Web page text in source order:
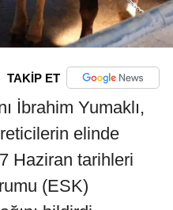
TAKİP ET
İbrahim Yumaklı,
elinde
Haziran tarihleri
(ESK)